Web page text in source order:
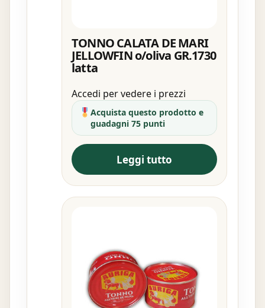
TONNO CALATA DE MARI
JELLOWFIN o/oliva GR.1730
latta
Accedi per vedere i prezzi
Acquista questo prodotto e
guadagni 75 punti
Leggi tutto